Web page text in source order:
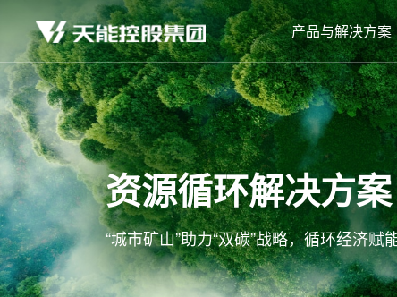
产品与解决方案
资源循环解决方案
“城市矿山”助力“双碳”战略，循环经济赋